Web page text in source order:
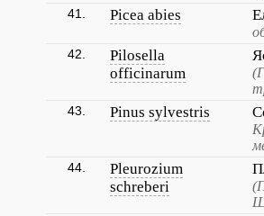
41. Picea abies
42.
Pilosella
officinarum
43. Pinus sylvestris
44.
Pleurozium
schreberi